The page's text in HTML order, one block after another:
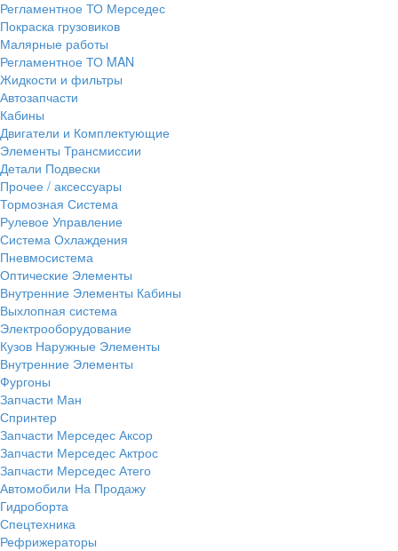
Регламентное ТО Мерседес
Покраска грузовиков
Малярные работы
Регламентное ТО MAN
Жидкости и фильтры
Автозапчасти
Кабины
Двигатели и Комплектующие
Элементы Трансмиссии
Детали Подвески
Прочее / аксессуары
Тормозная Система
Рулевое Управление
Система Охлаждения
Пневмосистема
Оптические Элементы
Внутренние Элементы Кабины
Выхлопная система
Электрооборудование
Кузов Наружные Элементы
Внутренние Элементы
Фургоны
Запчасти Ман
Спринтер
Запчасти Мерседес Аксор
Запчасти Мерседес Актрос
Запчасти Мерседес Атего
Автомобили На Продажу
Гидроборта
Спецтехника
Рефрижераторы